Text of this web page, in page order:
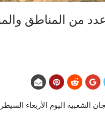
من المناطق
الشعبية اليوم الأربعاء